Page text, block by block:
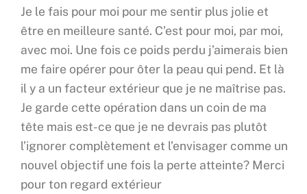
Je le fais pour moi pour me sentir plus jolie et
être en meilleure santé. C’est pour moi, par moi,
avec moi. Une fois ce poids perdu j’aimerais bien
me faire opérer pour ôter la peau qui pend. Et là
il y a un facteur extérieur que je ne maîtrise pas.
Je garde cette opération dans un coin de ma
tête mais est-ce que je ne devrais pas plutôt
l’ignorer complètement et l’envisager comme un
nouvel objectif une fois la perte atteinte? Merci
pour ton regard extérieur